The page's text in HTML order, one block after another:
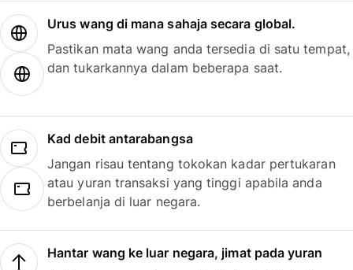
Urus wang di mana sahaja secara global.
Pastikan mata wang anda tersedia di satu tempat,
dan tukarkannya dalam beberapa saat.
Kad debit antarabangsa
Jangan risau tentang tokokan kadar pertukaran
atau yuran transaksi yang tinggi apabila anda
berbelanja di luar negara.
Hantar wang ke luar negara, jimat pada yuran